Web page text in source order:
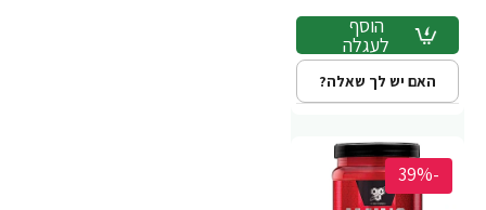
הוסף
לעגלה
האם יש לך שאלה?
-39%